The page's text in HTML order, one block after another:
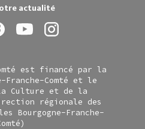
actualité
est financé par la
Franche-Comté et le
Culture et de la
régionale des
Bourgogne-Franche-